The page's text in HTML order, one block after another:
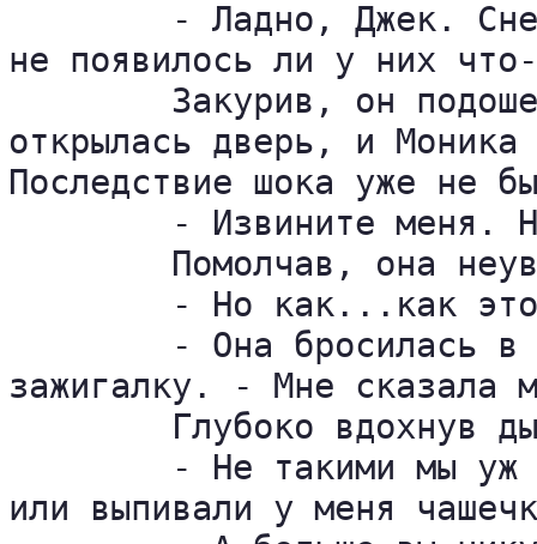
не появилось ли у них
открылась дверь, и
Последствие шока уже не
зажигалку. - Мне сказала
или выпивали у меня